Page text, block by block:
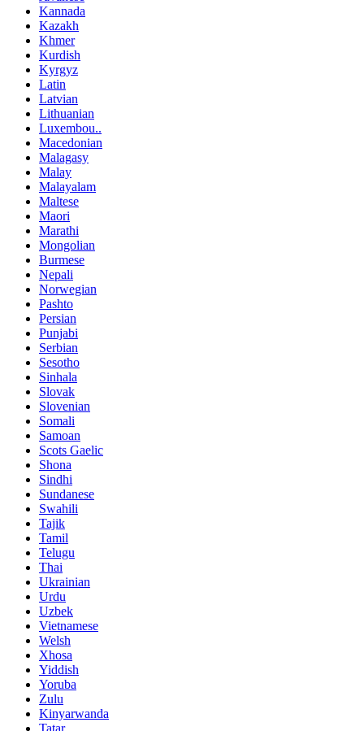
Kannada
Kazakh
Khmer
Kurdish
Kyrgyz
Latin
Latvian
Lithuanian
Luxembou..
Macedonian
Malagasy
Malay
Malayalam
Maltese
Maori
Marathi
Mongolian
Burmese
Nepali
Norwegian
Pashto
Persian
Punjabi
Serbian
Sesotho
Sinhala
Slovak
Slovenian
Somali
Samoan
Scots Gaelic
Shona
Sindhi
Sundanese
Swahili
Tajik
Tamil
Telugu
Thai
Ukrainian
Urdu
Uzbek
Vietnamese
Welsh
Xhosa
Yiddish
Yoruba
Zulu
Kinyarwanda